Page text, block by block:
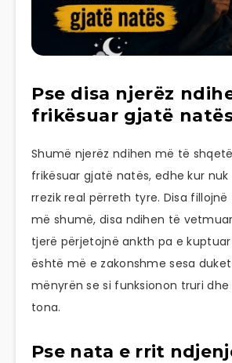
Pse disa njerëz
frikësuar gjatë
Shumë njerëz ndihen më të
frikësuar gjatë natës, edhe kur nuk
rrezik real përreth tyre. Disa
më shumë, disa ndihen të
tjerë përjetojnë ankth pa e kuptuar
është më e zakonshme sesa
mënyrën se si funksionon truri
tona.
Pse nata e rrit